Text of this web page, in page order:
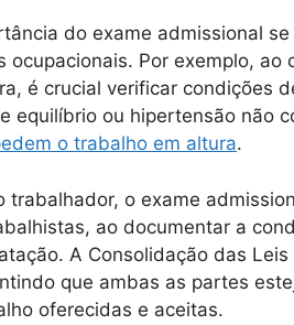
do exame admissional
ocupacionais. Por exemplo, ao
é crucial verificar condições
equilíbrio ou hipertensão não
o trabalho em altura.
trabalhador, o exame
ao documentar a
A Consolidação das
que ambas as partes
oferecidas e aceitas.